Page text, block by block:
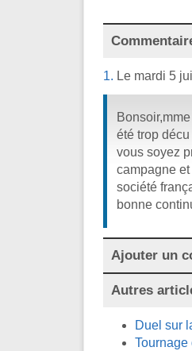
1. Le mardi 5
été trop
vous soyez
campagne
société
bonne
Ajouter un
Autres
Duel sur